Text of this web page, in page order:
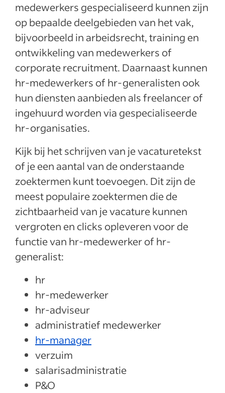
medewerkers gespecialiseerd kunnen zijn
op bepaalde deelgebieden van het vak,
bijvoorbeeld in arbeidsrecht, training en
ontwikkeling van medewerkers of
corporate recruitment. Daarnaast kunnen
hr-medewerkers of hr-generalisten ook
hun diensten aanbieden als freelancer of
ingehuurd worden via gespecialiseerde
hr-organisaties.
Kijk bij het schrijven van je vacaturetekst
of je een aantal van de onderstaande
zoektermen kunt toevoegen. Dit zijn de
meest populaire zoektermen die de
zichtbaarheid van je vacature kunnen
vergroten en clicks opleveren voor de
functie van hr-medewerker of hr-
generalist:
hr
hr-medewerker
hr-adviseur
administratief medewerker
hr-manager
verzuim
salarisadministratie
P&O